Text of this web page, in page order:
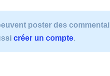
poster des
créer un compte.